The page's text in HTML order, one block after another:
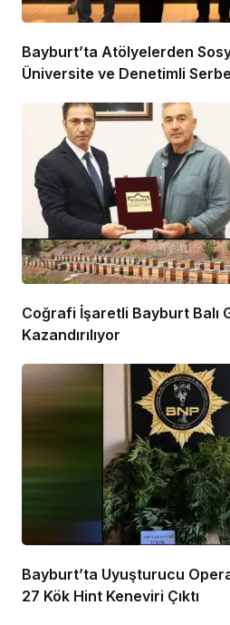
Bayburt’ta Atölyelerden
Üniversite ve Denetimli
Coğrafi İşaretli Bayburt Balı
Kazandırılıyor
Bayburt’ta Uyuşturucu
27 Kök Hint Keneviri Çıktı